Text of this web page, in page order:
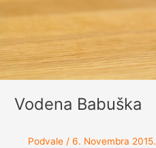
Vodena Babuška
Podvale/ 6. Novembra 2015.